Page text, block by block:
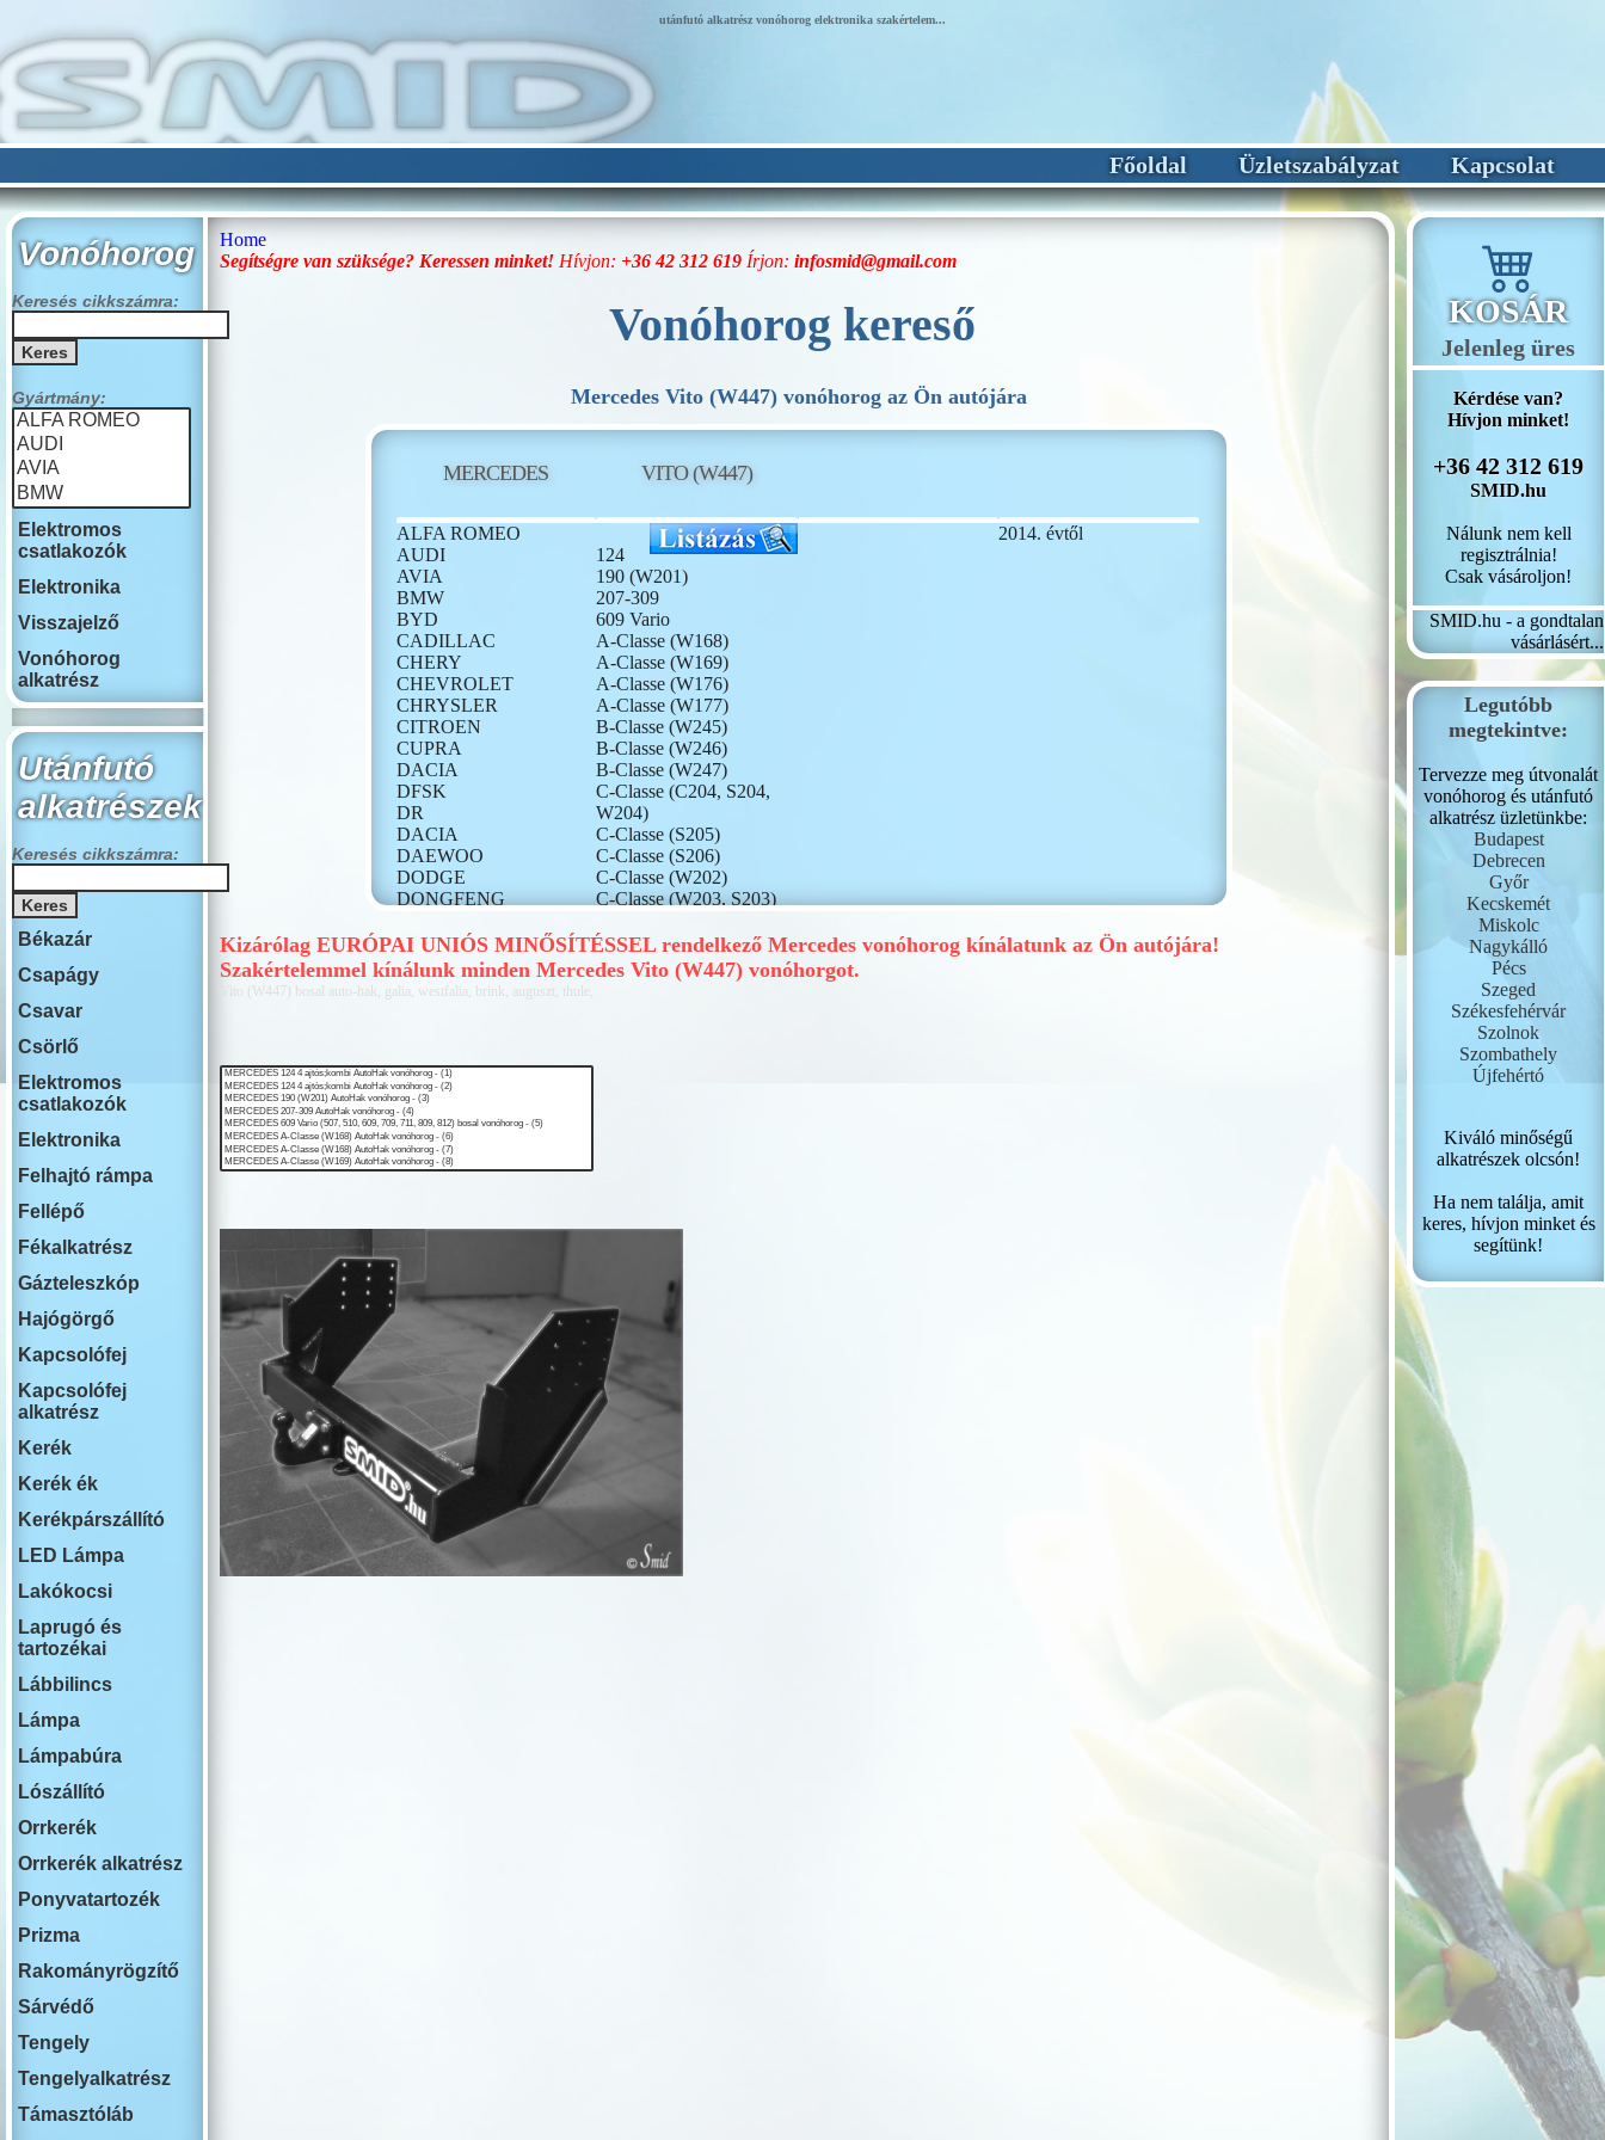
utánfutó alkatrész vonóhorog elektronika szakértelem...
Főoldal Üzletszabályzat Kapcsolat
Home
Segítségre van szüksége? Keressen minket! Hívjon: +36 42 312 619 Írjon: infosmid@gmail.com
Vonóhorog kereső
Mercedes Vito (W447) vonóhorog az Ön autójára
MERCEDES VITO (W447)
ALFA ROMEO
AUDI
AVIA
BMW
BYD
CADILLAC
CHERY
CHEVROLET
CHRYSLER
CITROEN
CUPRA
DACIA
DFSK
DR
DACIA
DAEWOO
DODGE
DONGFENG
FORD
GONOW
HONDA
ISUZU
IVECO
JAECOO
JAGUAR
JEEP
KIA
LAND ROVER
LEAPMOTOR
LEXUS
MAHINDRA
MERCEDES
MINI COOPER
MITSUBISHI
NISSAN
OMODA
OPEL
PEUGEOT
PLYMOUTH
124
190 (W201)
207-309
609 Vario
A-Classe (W168)
A-Classe (W169)
A-Classe (W176)
A-Classe (W177)
B-Classe (W245)
B-Classe (W246)
B-Classe (W247)
C-Classe (C204, S204,
W204)
C-Classe (S205)
C-Classe (S206)
C-Classe (W202)
C-Classe (W203, S203)
C-Classe (W206)
CLA (C117, X117)
CLA (C118, X118)
GL-Classe (X164, X166)
GLA (H247)
GLA (X156)
GLB (X247)
GLC (C253)
GLC (C254, X254)
GLC (X253)
GLE Coupe (C292)
M-Classe (W163)
M-Classe (W164)
2014. évtől
Kizárólag EURÓPAI UNIÓS MINŐSÍTÉSSEL rendelkező Mercedes vonóhorog kínálatunk az Ön autójára!
Szakértelemmel kínálunk minden Mercedes Vito (W447) vonóhorgot.
Vito (W447) bosal auto-hak, galia, westfalia, brink, auguszt, thule,
Vonóhorog
Keresés cikkszámra:
Gyártmány:
Elektromos
csatlakozók
Elektronika
Visszajelző
Vonóhorog
alkatrész
Utánfutó
alkatrészek
Keresés cikkszámra:
Békazár
Csapágy
Csavar
Csörlő
Elektromos
csatlakozók
Elektronika
Felhajtó rámpa
Fellépő
Fékalkatrész
Gázteleszkóp
Hajógörgő
Kapcsolófej
Kapcsolófej
alkatrész
Kerék
Kerék ék
Kerékpárszállító
LED Lámpa
Lakókocsi
Laprugó és
tartozékai
Lábbilincs
Lámpa
Lámpabúra
Lószállító
Orrkerék
Orrkerék alkatrész
Ponyvatartozék
Prizma
Rakományrögzítő
Sárvédő
Tengely
Tengelyalkatrész
Támasztóláb
KOSÁR
Jelenleg üres
Kérdése van?
Hívjon minket!
+36 42 312 619
SMID.hu
Nálunk nem kell
regisztrálnia!
Csak vásároljon!
SMID.hu - a gondtalan
vásárlásért...
Legutóbb
megtekintve:
Tervezze meg útvonalát
vonóhorog és utánfutó
alkatrész üzletünkbe:
Budapest
Debrecen
Győr
Kecskemét
Miskolc
Nagykálló
Pécs
Szeged
Székesfehérvár
Szolnok
Szombathely
Újfehértó
Kiváló minőségű
alkatrészek olcsón!
Ha nem találja, amit
keres, hívjon minket és
segítünk!